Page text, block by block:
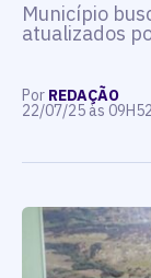
Município
atualizados
Por REDAÇÃO
22/07/25 às